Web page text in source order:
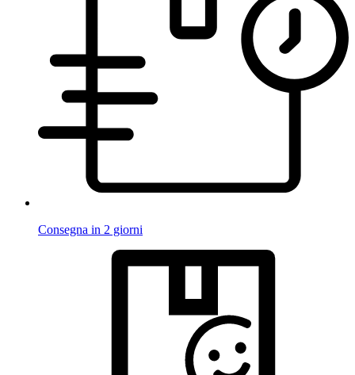
Consegna in 2 giorni